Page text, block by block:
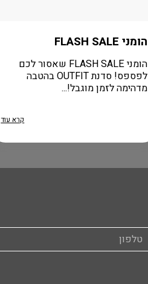
הומני FLASH SALE
הומני FLASH SALE שאסור לכם
לפספס! סדנת OUTFIT בהטבה
מדהימה לזמן מוגבל!...
קרא עוד